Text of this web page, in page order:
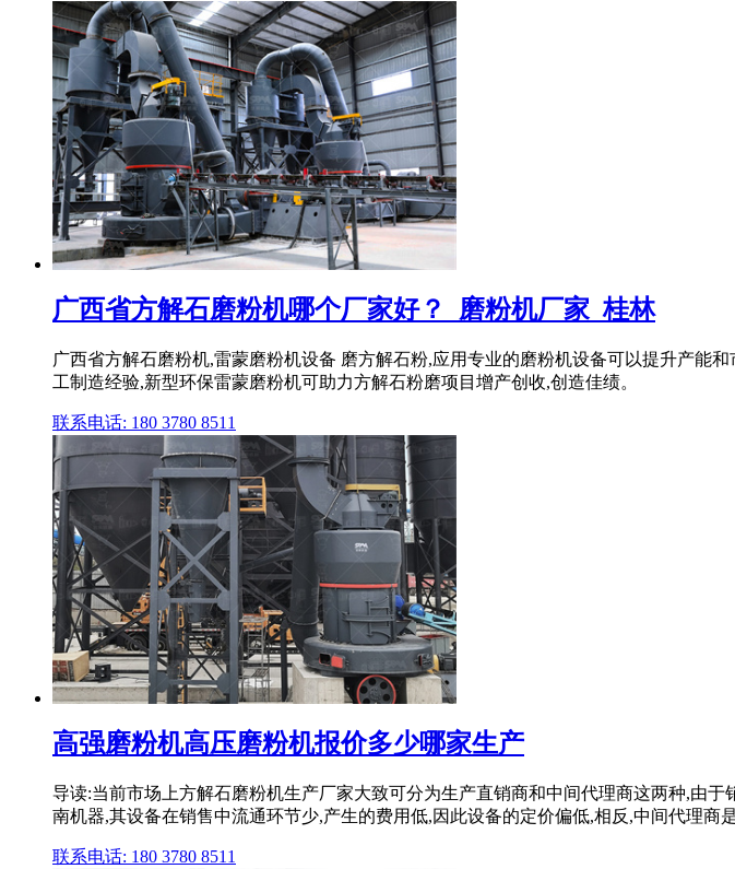
广西省方解石磨粉机哪个厂家好？_磨粉机厂家_桂林
广西省方解石磨粉机,雷蒙磨粉机设备 磨方解石粉,应用专业的磨粉机设备可以提升产能
工制造经验,新型环保雷蒙磨粉机可助力方解石粉磨项目增产创收,创造佳绩。
联系电话: 180 3780 8511
高强磨粉机高压磨粉机报价多少哪家生产
导读:当前市场上方解石磨粉机生产厂家大致可分为生产直销商和中间代理商这两种,由
南机器,其设备在销售中流通环节少,产生的费用低,因此设备的定价偏低,相反,中间代理商
联系电话: 180 3780 8511